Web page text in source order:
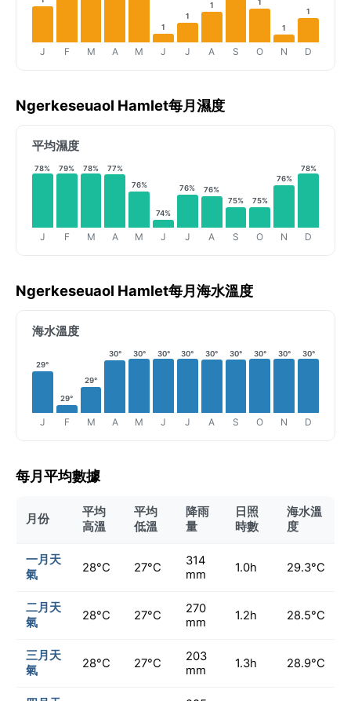
J F M A M
1
J
1
J
1
A S
1
O
1
N
1
D
Ngerkeseuaol Hamlet每月濕度
平均濕度
78%
J
79%
F
78%
M
77%
A
76%
M
74%
J
76%
J
76%
A
75%
S
75%
O
76%
N
78%
D
Ngerkeseuaol Hamlet每月海水溫度
海水溫度
29°
J
29°
F
29°
M
30°
A
30°
M
30°
J
30°
J
30°
A
30°
S
30°
O
30°
N
30°
D
每月平均數據
月份
平均
高溫
平均
低溫
降雨
量
日照
時數
海水溫
度
一月天
氣
28°C 27°C
314
mm
1.0h 29.3°C
二月天
氣
28°C 27°C
270
mm
1.2h 28.5°C
三月天
氣
28°C 27°C
203
mm
1.3h 28.9°C